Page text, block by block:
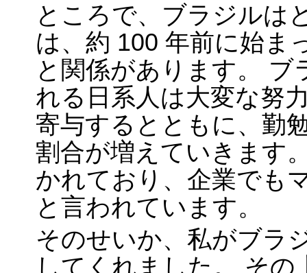
ところで、ブラジルは
は、約 100 年前に始ま
と関係があります。
れる日系人は大変な努
寄与するとともに、勤
割合が増えていきます
かれており、企業でも
と言われています。
そのせいか、私がブラ
してくれました。 そ